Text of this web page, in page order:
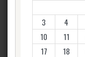
3
4
10
11
17
18